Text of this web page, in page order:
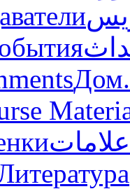
Дом.
علامات